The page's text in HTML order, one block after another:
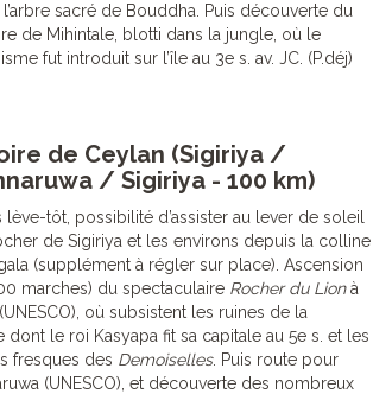
sacré de Bouddha. Puis découverte du
de Mihintale, blotti dans la jungle, où le
fut introduit sur l’île au 3e s. av. JC. (P.déj)
de Ceylan (Sigiriya /
/ Sigiriya - 100 km)
lève-tôt, possibilité d’assister au lever de soleil
de Sigiriya et les environs depuis la colline
(supplément à régler sur place). Ascension
marches) du spectaculaire Rocher du Lionà
où subsistent les ruines de la
dont le roi Kasyapa fit sa capitale au 5e s. et les
fresques des Demoiselles. Puis route pour
(UNESCO), et découverte des nombreux